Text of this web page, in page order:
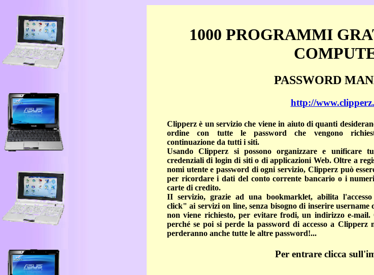
1000 PROGRAMMI
PASSWORD
http://
Clipperz è un servizio che viene in aiuto di quanti
ordine con tutte le password che vengono
continuazione da tutti i siti.
Usando Clipperz si possono organizzare e unificare
credenziali di login di siti o di applicazioni Web. Oltre a
nomi utente e password di ogni servizio, Clipperz può
per ricordare i dati del conto corrente bancario o i
carte di credito.
II servizio, grazie ad una bookmarklet, abilita
click" ai servizi on line, senza bisogno di inserire username
non viene richiesto, per evitare frodi, un indirizzo e-mail.
perché se poi si perde la password di accesso a
perderanno anche tutte le altre password!...
Per entrare clicca